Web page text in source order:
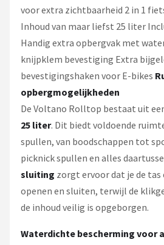
voor extra zichtbaarheid 2 in 1
Inhoud van maar liefst 25 liter
Handig extra opbergvak met
knijpklem bevestiging Extra
bevestigingshaken voor E-bikes
opbergmogelijkheden
De Voltano Rolltop bestaat uit
25 liter. Dit biedt voldoende
spullen, van boodschappen tot
picknick spullen en alles
sluiting zorgt ervoor dat je de tas
openen en sluiten, terwijl de
de inhoud veilig is opgeborgen.
Waterdichte bescherming voor